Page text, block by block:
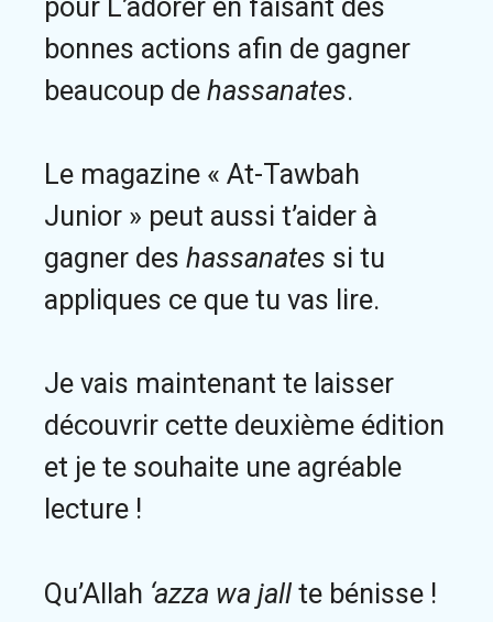
bonnes actions afin de gagner
beaucoup de hassanates.
Le magazine « At-Tawbah
Junior » peut aussi t’aider à
gagner des hassanates si tu
appliques ce que tu vas lire.
Je vais maintenant te laisser
découvrir cette deuxième édition
et je te souhaite une agréable
lecture !
Qu’Allah ‘azza wa jall te bénisse !